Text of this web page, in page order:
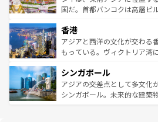
覧を参照してほしい。
醸し出している。また、バラ
とつ。フォーやバインミー、
ひ現地で味わいたい。どの地
が旅行者を迎えてくれるので
参照してほしい。
国だ。首都バンコクは高層ビ
の活気が交差している。北部
帯で自然と触れ合い、南部で
いビーチでリゾート気分を楽
激する。気候は一年中温暖で
が待っている。親しみやすい
た文化、そして多様な観光資
香港
アジアと西洋の文化が交わる
もっている。ヴィクトリア湾
み、どこを訪れても感動する
ており、効率よく見どころを
うな絶景から文化的な体験ま
シンガポール
アジアの交差点として多文化
シンガポール。未来的な建築